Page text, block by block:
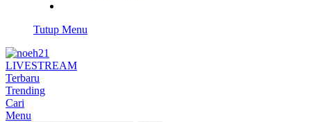
Tutup Menu
LIVESTREAM
Terbaru
Trending
Cari
Menu